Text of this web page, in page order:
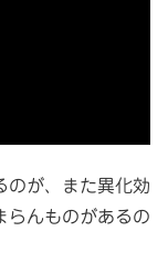
のが、また異化効
らんものがあるの